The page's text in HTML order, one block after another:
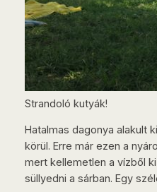
Strandoló kutyák!
Hatalmas dagonya alakult
körül. Erre már ezen a
mert kellemetlen a vízből
süllyedni a sárban. Egy